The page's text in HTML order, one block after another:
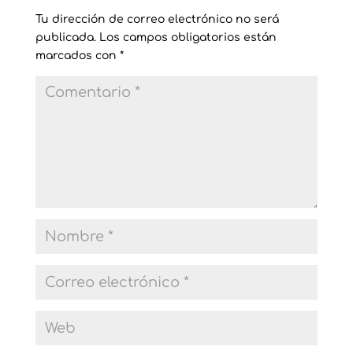
Tu dirección de correo electrónico no será
publicada. Los campos obligatorios están
marcados con *